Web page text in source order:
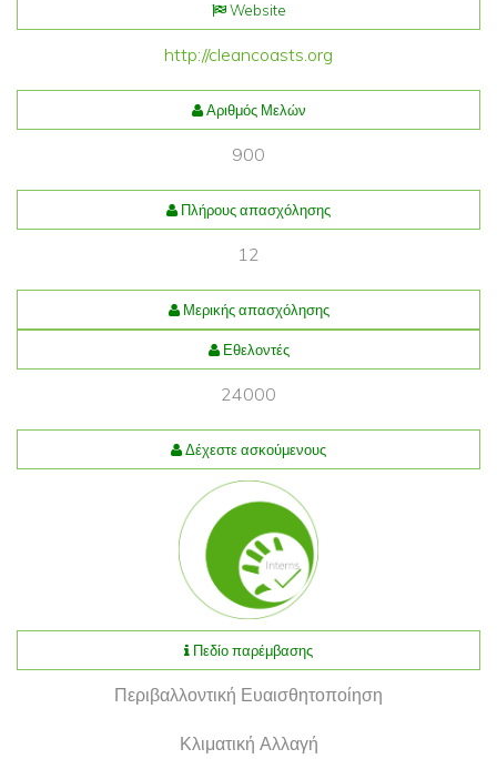
Website
http://cleancoasts.org
Αριθμός Μελών
900
Πλήρους απασχόλησης
12
Μερικής απασχόλησης
Εθελοντές
24000
Δέχεστε ασκούμενους
Πεδίο παρέμβασης
Περιβαλλοντική Ευαισθητοποίηση
Κλιματική Αλλαγή